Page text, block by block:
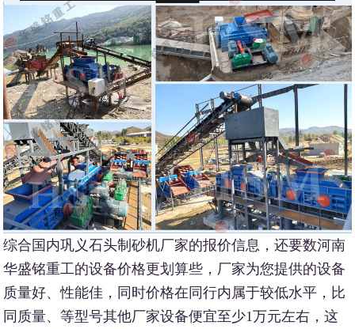
综合国内巩义石头制砂机厂家的报价信息，还要数河南
华盛铭重工的设备价格更划算些，厂家为您提供的设备
质量好、性能佳，同时价格在同行内属于较低水平，比
同质量、等型号其他厂家设备便宜至少1万元左右，这